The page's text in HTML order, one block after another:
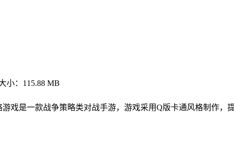
小：115.88 MB
戏是一款战争策略类对战手游，游戏采用Q版卡通风格制作，